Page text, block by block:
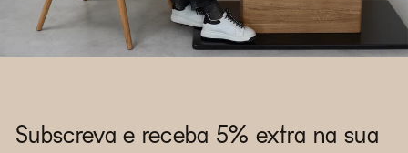
Subscreva e receba 5% extra na sua